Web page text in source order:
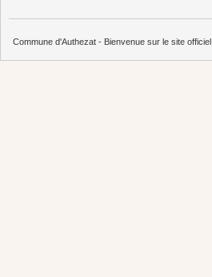
Commune d'Authezat - Bienvenue sur le site